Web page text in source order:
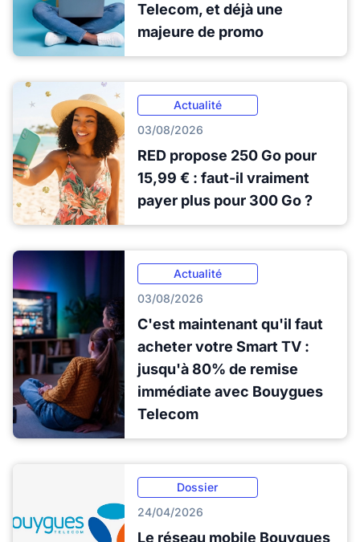
Telecom, et déjà une
majeure de promo
Actualité
03/08/2026
RED propose 250 Go pour
15,99 € : faut-il vraiment
payer plus pour 300 Go ?
Actualité
03/08/2026
C'est maintenant qu'il faut
acheter votre Smart TV :
jusqu'à 80% de remise
immédiate avec Bouygues
Telecom
Dossier
24/04/2026
Le réseau mobile Bouygues